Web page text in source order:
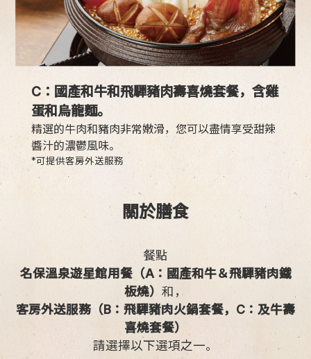
C：國產和牛和飛驒豬肉壽喜燒套餐，含雞
蛋和烏龍麵。
精選的牛肉和豬肉非常嫩滑，您可以盡情享受甜辣
醬汁的濃鬱風味。
*可提供客房外送服務
關於膳食
餐點
名保溫泉遊星館用餐（A：國產和牛＆飛驒豬肉鐵
板燒） 和，
客房外送服務（B：飛驒豬肉火鍋套餐，C：及牛壽
喜燒套餐）
請選擇以下選項之一。